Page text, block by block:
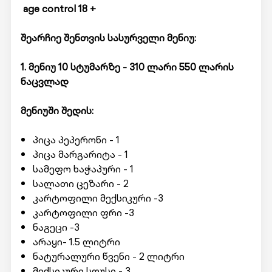
age control 18 +
შეარჩიე შენთვის სასურველი მენიუ:
1. მენიუ 10 სტუმარზე - 310 ლარი 550 ლარის
ნაცვლად
მენიუში შედის:
პიცა პეპერონი - 1
პიცა მარგარიტა - 1
სამეფო ხაჭაპური - 1
სალათი ცეზარი - 2
კარტოფილი მექსიკური -3
კარტოფილი ფრი -3
ნაგეცი -3
არაყი- 1.5 ლიტრი
ნატურალური წვენი - 2 ლიტრი